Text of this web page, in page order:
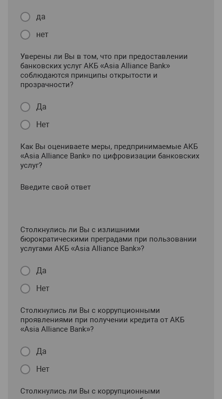
да
нет
Уверены ли Вы в том, что при предоставлении
банковских услуг АКБ «Asia Alliance Bank»
соблюдаются принципы открытости и
прозрачности?
Да
Нет
Как Вы оцениваете меры, предпринимаемые АКБ
«Asia Alliance Bank» по цифровизации банковских
услуг?
Введите свой ответ
Столкнулись ли Вы с излишними
бюрократическими преградами при пользовании
услугами АКБ «Asia Alliance Bank»?
Да
Нет
Столкнулись ли Вы с коррупционными
проявлениями при получении кредита от АКБ
«Asia Alliance Bank»?
Да
Нет
Столкнулись ли Вы с коррупционными